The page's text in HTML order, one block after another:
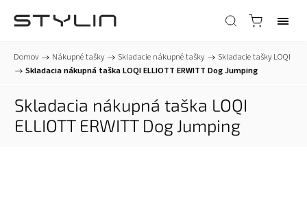
Domov / Nákupné tašky / Skladacie nákupné tašky /
Skladacie tašky LOQI
/
Skladacia nákupná taška LOQI ELLIOTT ERWITT Dog Jumping
Skladacia nákupná taška LOQI
ELLIOTT ERWITT Dog Jumping